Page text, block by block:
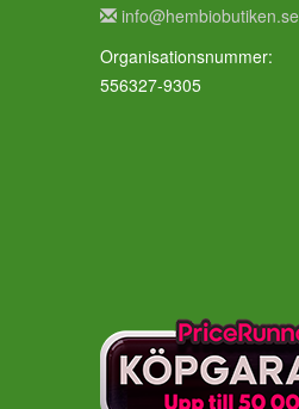
info@hembiobutiken.se
Organisationsnummer:
556327-9305